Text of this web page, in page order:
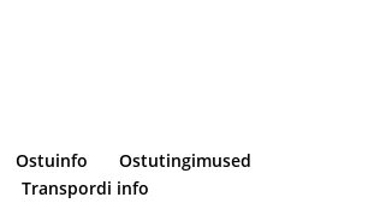
Ostuinfo
Ostutingimused
Transpordi info